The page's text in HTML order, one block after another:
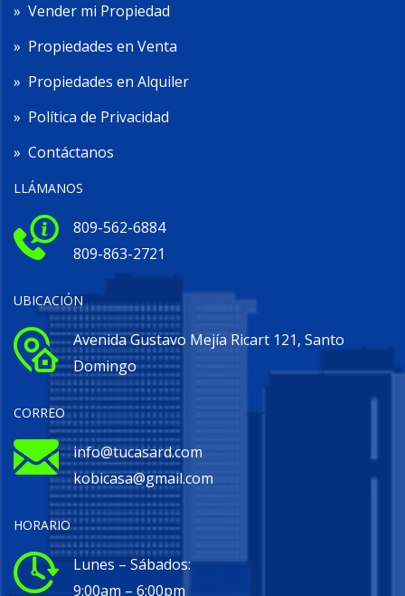
» Vender mi Propiedad
» Propiedades en Venta
» Propiedades en Alquiler
» Política de Privacidad
» Contáctanos
LLÁMANOS
809-562-6884
809-863-2721
UBICACIÓN
Avenida Gustavo Mejía Ricart 121, Santo
Domingo
CORREO
info@tucasard.com
kobicasa@gmail.com
HORARIO
Lunes – Sábados:
9:00am – 6:00pm